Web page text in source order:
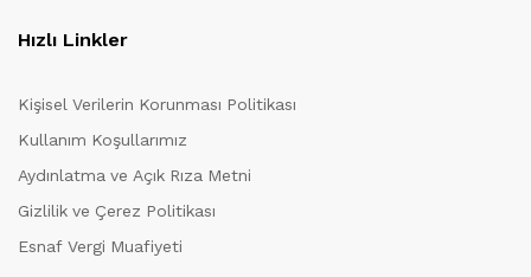
Hızlı Linkler
Kişisel Verilerin Korunması Politikası
Kullanım Koşullarımız
Aydınlatma ve Açık Rıza Metni
Gizlilik ve Çerez Politikası
Esnaf Vergi Muafiyeti